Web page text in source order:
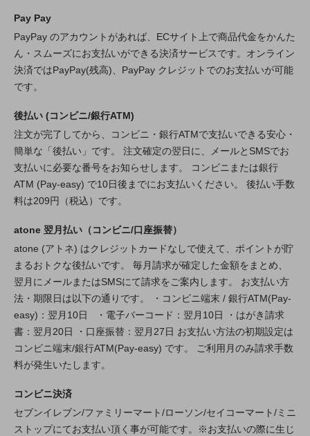
Pay Pay
PayPay のアカウントがあれば、ECサイト上で商品代金をかんた
ん・スムーズにお支払いができる決済サービスです。オンライン
決済ではPayPay(残高)、PayPay クレジットでのお支払いが可能
です。
後払い (コンビニ/銀行ATM)
注文が完了してから、コンビニ・銀行ATMで支払いできる安心・
簡単な「後払い」です。 注文確定の翌日に、メールとSMSでお
支払いに必要な番号をお知らせします。 コンビニまたは銀行
ATM (Pay-easy) で10日後までにお支払いください。 後払い手数
料は209円（税込）です。
atone 翌月払い（コンビニ/口座振替）
atone (アトネ) はクレジットカードなしで使えて、ポイントが貯
まるおトクな後払いです。 毎月請求が確定した金額をまとめ、
翌月にメールまたはSMSにて請求をご案内します。 お支払い方
法・期限日は以下の通りです。 ・コンビニ端末 / 銀行ATM(Pay-
easy)：翌月10日 ・電子バーコード：翌月10日 ・はがき請求
書：翌月20日 ・口座振替：翌月27日 お支払い方法の初期設定は
コンビニ端末/銀行ATM(Pay-easy) です。 ご利用月のみ請求手数
料が発生いたします。
コンビニ決済
セブンイレブン/ファミリーマート/ローソン/セイコーマート/ミニ
ストップにてお支払い頂く事が可能です。※お支払いの際に生じ